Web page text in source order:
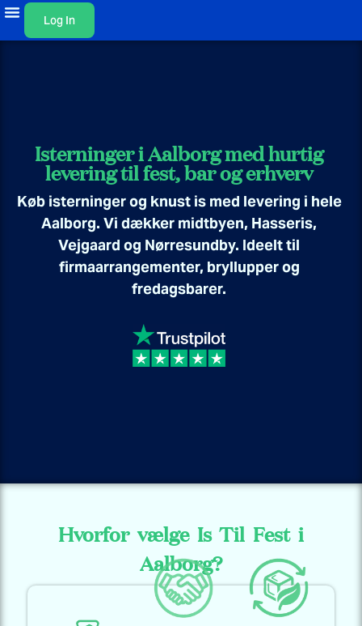
Log In
Isterninger i Aalborg med hurtig
levering til fest, bar og erhverv
Køb isterninger og knust is med levering i hele
Aalborg. Vi dækker midtbyen, Hasseris,
Vejgaard og Nørresundby. Ideelt til
firmaarrangementer, bryllupper og
fredagsbarer.
Hvorfor vælge Is Til Fest i
Aalborg?